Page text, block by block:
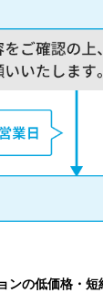
ンの低価格・